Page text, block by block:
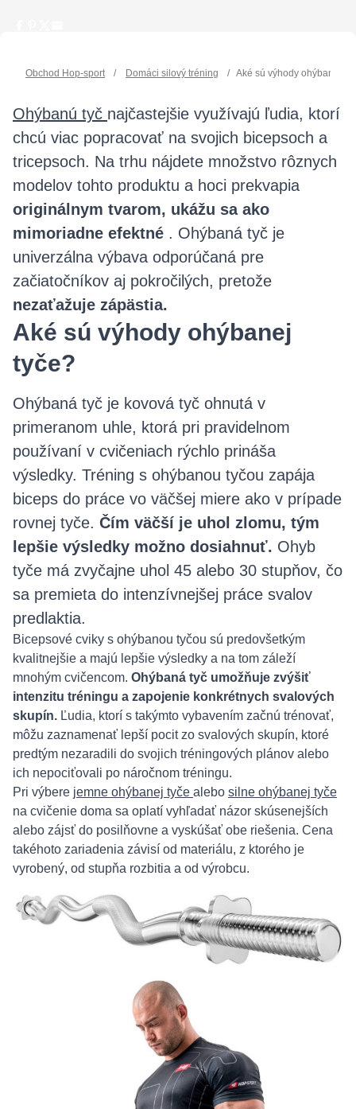
Obchod Hop-sport / Domáci silový tréning / Aké sú výhody ohýbanej
Ohýbanú tyč najčastejšie využívajú ľudia, ktorí
chcú viac popracovať na svojich bicepsoch a
tricepsoch. Na trhu nájdete množstvo rôznych
modelov tohto produktu a hoci prekvapia
originálnym tvarom, ukážu sa ako
mimoriadne efektné . Ohýbaná tyč je
univerzálna výbava odporúčaná pre
začiatočníkov aj pokročilých, pretože
nezaťažuje zápästia.
Aké sú výhody ohýbanej
tyče?
Ohýbaná tyč je kovová tyč ohnutá v
primeranom uhle, ktorá pri pravidelnom
používaní v cvičeniach rýchlo prináša
výsledky. Tréning s ohýbanou tyčou zapája
biceps do práce vo väčšej miere ako v prípade
rovnej tyče. Čím väčší je uhol zlomu, tým
lepšie výsledky možno dosiahnuť. Ohyb
tyče má zvyčajne uhol 45 alebo 30 stupňov, čo
sa premieta do intenzívnejšej práce svalov
predlaktia.
Bicepsové cviky s ohýbanou tyčou sú predovšetkým
kvalitnejšie a majú lepšie výsledky a na tom záleží
mnohým cvičencom. Ohýbaná tyč umožňuje zvýšiť
intenzitu tréningu a zapojenie konkrétnych svalových
skupín. Ľudia, ktorí s takýmto vybavením začnú trénovať,
môžu zaznamenať lepší pocit zo svalových skupín, ktoré
predtým nezaradili do svojich tréningových plánov alebo
ich nepociťovali po náročnom tréningu.
Pri výbere jemne ohýbanej tyče alebo silne ohýbanej tyče
na cvičenie doma sa oplatí vyhľadať názor skúsenejších
alebo zájsť do posilňovne a vyskúšať obe riešenia. Cena
takéhoto zariadenia závisí od materiálu, z ktorého je
vyrobený, od stupňa rozbitia a od výrobcu.